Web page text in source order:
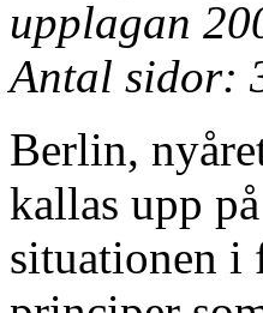
upplagan
Antal sidor:
Berlin,
kallas upp
situationen i